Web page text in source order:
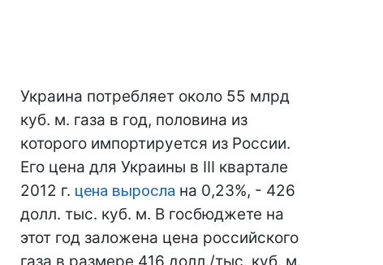
Украина потребляет около 55 млрд
куб. м. газа в год, половина из
которого импортируется из России.
Его цена для Украины в ІІІ квартале
2012 г. цена выросла на 0,23%, - 426
долл. тыс. куб. м. В госбюджете на
этот год заложена цена российского